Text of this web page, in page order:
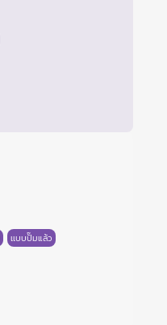
เเบบปั๊มแล้ว